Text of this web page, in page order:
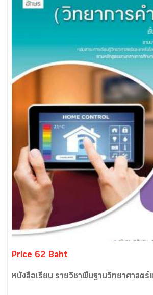
Price 62 Baht
หนังสือเรียน รายวิชาพื้นฐานวิทยาศาสตร์